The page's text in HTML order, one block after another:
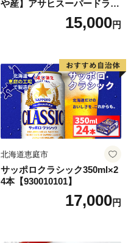
や産】アサヒスーパードライ
350ml×24本 合計8.4L 1ケー
ス アルコール度数5% 缶ビー
口 送料無料 カメイ 本宮市
【07214-0206】
15,000円
北海道恵庭市
サッポロクラシック350ml×2
4本【930010101】
17,000円